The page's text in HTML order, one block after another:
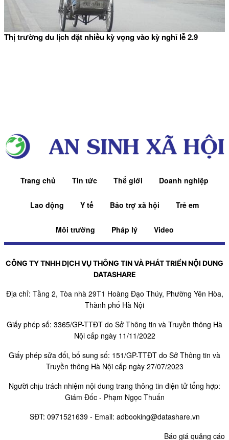
Thị trường du lịch đặt nhiều kỳ vọng vào kỳ nghỉ lễ 2.9
Trang chủ Tin tức Thế giới Doanh nghiệp
Lao động Y tế Bảo trợ xã hội Trẻ em
Môi trường Pháp lý Video
CÔNG TY TNHH DỊCH VỤ THÔNG TIN VÀ PHÁT TRIỂN NỘI DUNG
DATASHARE
Địa chỉ: Tầng 2, Tòa nhà 29T1 Hoàng Đạo Thúy, Phường Yên Hòa,
Thành phố Hà Nội
Giấy phép số: 3365/GP-TTĐT do Sở Thông tin và Truyền thông Hà
Nội cấp ngày 11/11/2022
Giấy phép sửa đổi, bổ sung số: 151/GP-TTĐT do Sở Thông tin và
Truyền thông Hà Nội cấp ngày 27/07/2023
Người chịu trách nhiệm nội dung trang thông tin điện tử tổng hợp:
Giám Đốc - Phạm Ngọc Thuấn
SĐT: 0971521639- Email: adbooking@datashare.vn
Báo giá quảng cáo